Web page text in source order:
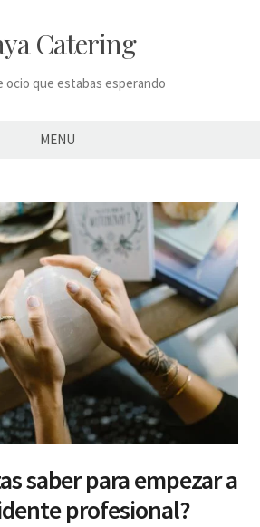
Catering
ocio que estabas esperando
MENU
saber para empezar a
profesional?